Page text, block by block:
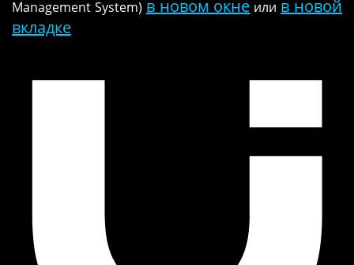
Management System) в новом окне или в новой
вкладке